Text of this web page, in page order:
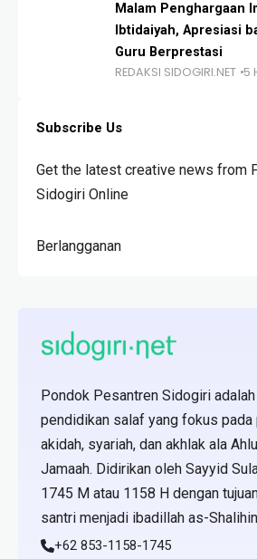
Malam Penghargaan
Ibtidaiyah, Apresiasi
Guru Berprestasi
REDAKSI SIDOGIRI.NET 5
Subscribe Us
Get the latest creative news from
Sidogiri Online
Berlangganan
Pondok Pesantren Sidogiri
pendidikan salaf yang fokus pada
akidah, syariah, dan akhlak ala
Jamaah. Didirikan oleh Sayyid
1745 M atau 1158 H dengan
santri menjadi ibadillah as-
+62 853-1158-1745